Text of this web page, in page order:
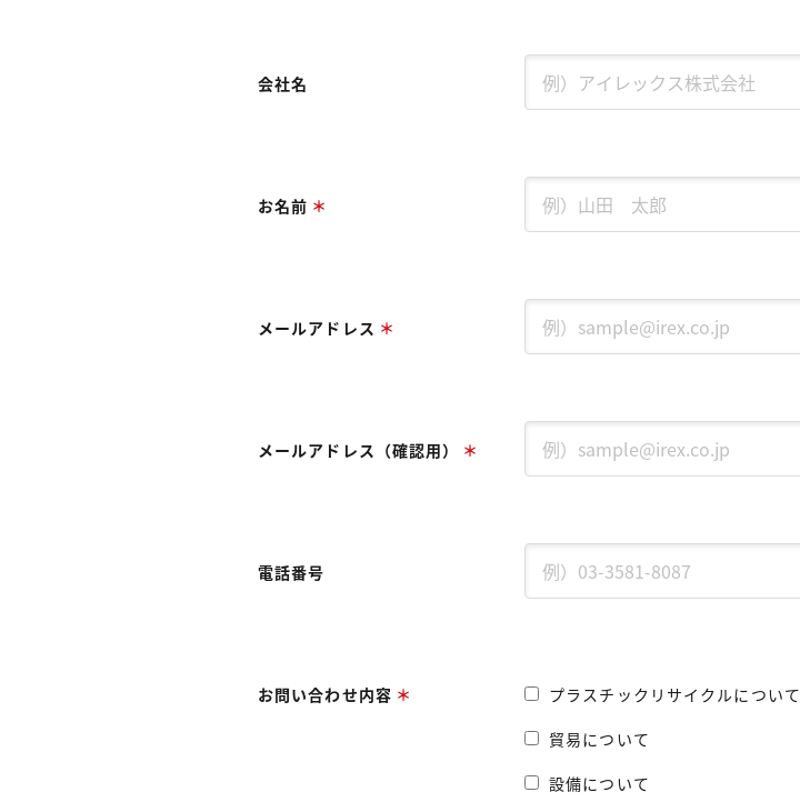
会社名
お名前
メールアドレス
メールアドレス（確認用）
電話番号
お問い合わせ内容
プラスチックリサイクルについて
貿易について
設備について